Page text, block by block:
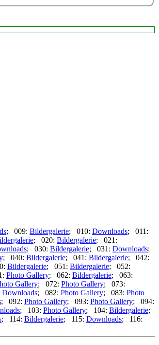
; 009: Bildergalerie; 010: Downloads; 011:
; 020: Bildergalerie; 021:
; 030: Bildergalerie; 031: Downloads;
; 040: Bildergalerie; 041: Bildergalerie; 042:
Bildergalerie; 051: Bildergalerie; 052:
Photo Gallery; 062: Bildergalerie; 063:
Gallery; 072: Photo Gallery; 073:
Downloads; 082: Photo Gallery; 083: Photo
; 092: Photo Gallery; 093: Photo Gallery; 094:
; 103: Photo Gallery; 104: Bildergalerie;
; 114: Bildergalerie; 115: Downloads; 116: